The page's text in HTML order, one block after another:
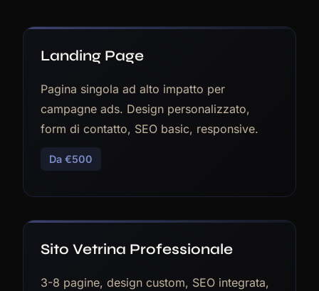
Landing Page
Pagina singola ad alto impatto per
campagne ads. Design personalizzato,
form di contatto, SEO basic, responsive.
Da €500
Sito Vetrina Professionale
3-8 pagine, design custom, SEO integrata,